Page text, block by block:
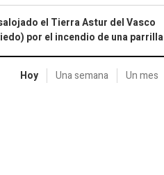
el Tierra Astur del Vasco
por el incendio de una parrilla
Hoy Una semana Un mes